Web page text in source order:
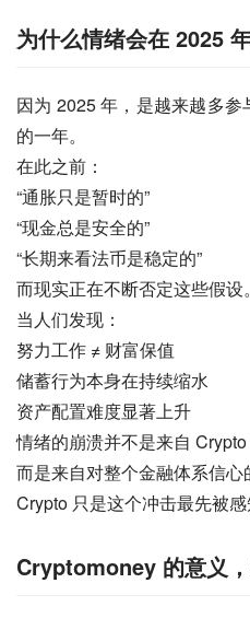
为什么情绪会在 2025
因为 2025 年，是越来越多
的一年。
在此之前：
“通胀只是暂时的”
“现金总是安全的”
“长期来看法币是稳定的”
而现实正在不断否定这些假设。
当人们发现：
努力工作 ≠ 财富保值
储蓄行为本身在持续缩水
资产配置难度显著上升
情绪的崩溃并不是来自 Crypto
而是来自对整个金融体系信心
Crypto 只是这个冲击最先被感
Cryptomoney 的意义